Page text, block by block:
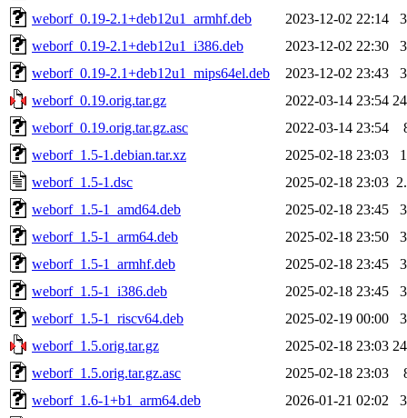
weborf_0.19-2.1+deb12u1_armhf.deb
2023-12-02 22:14
weborf_0.19-2.1+deb12u1_i386.deb
2023-12-02 22:30
weborf_0.19-2.1+deb12u1_mips64el.deb
2023-12-02 23:43
weborf_0.19.orig.tar.gz
2022-03-14 23:54
weborf_0.19.orig.tar.gz.asc
2022-03-14 23:54
weborf_1.5-1.debian.tar.xz
2025-02-18 23:03
weborf_1.5-1.dsc
2025-02-18 23:03
weborf_1.5-1_amd64.deb
2025-02-18 23:45
weborf_1.5-1_arm64.deb
2025-02-18 23:50
weborf_1.5-1_armhf.deb
2025-02-18 23:45
weborf_1.5-1_i386.deb
2025-02-18 23:45
weborf_1.5-1_riscv64.deb
2025-02-19 00:00
weborf_1.5.orig.tar.gz
2025-02-18 23:03
weborf_1.5.orig.tar.gz.asc
2025-02-18 23:03
weborf_1.6-1+b1_arm64.deb
2026-01-21 02:02